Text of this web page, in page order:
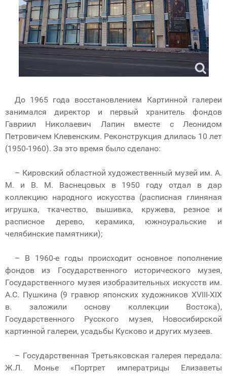
До 1965 года восстановлением Картинной галереи
занимался директор и первый хранитель фондов
Гавриил Николаевич Лапин вместе с Леонидом
Петровичем Клевенским. Реконструкция длилась 10 лет
(1950-1960). За это время было сделано:
– Кировский областной художественный музей им. А.
М. и В. М. Васнецовых в 1950 году отдал в дар
коллекцию народного искусства (расписная глиняная
игрушка, ткачество, вышивка, кружева, резное и
расписное дерево, керамика, южноуральские и
челябинские памятники);
– В 1960-е годы происходит основное пополнение
фондов из Государственного исторического музея,
Государственного музея изобразительных искусств им.
А.С. Пушкина (9 гравюр японских художников XVIII-XIX
в. заложили основу коллекции Востока),
Государственного Русского музея, Новосибирской
картинной галереи, усадьбы Кусково и других музеев.
– Государственная Третьяковская галерея передала:
Ж.Л. Монье «Портрет императрицы Елизаветы